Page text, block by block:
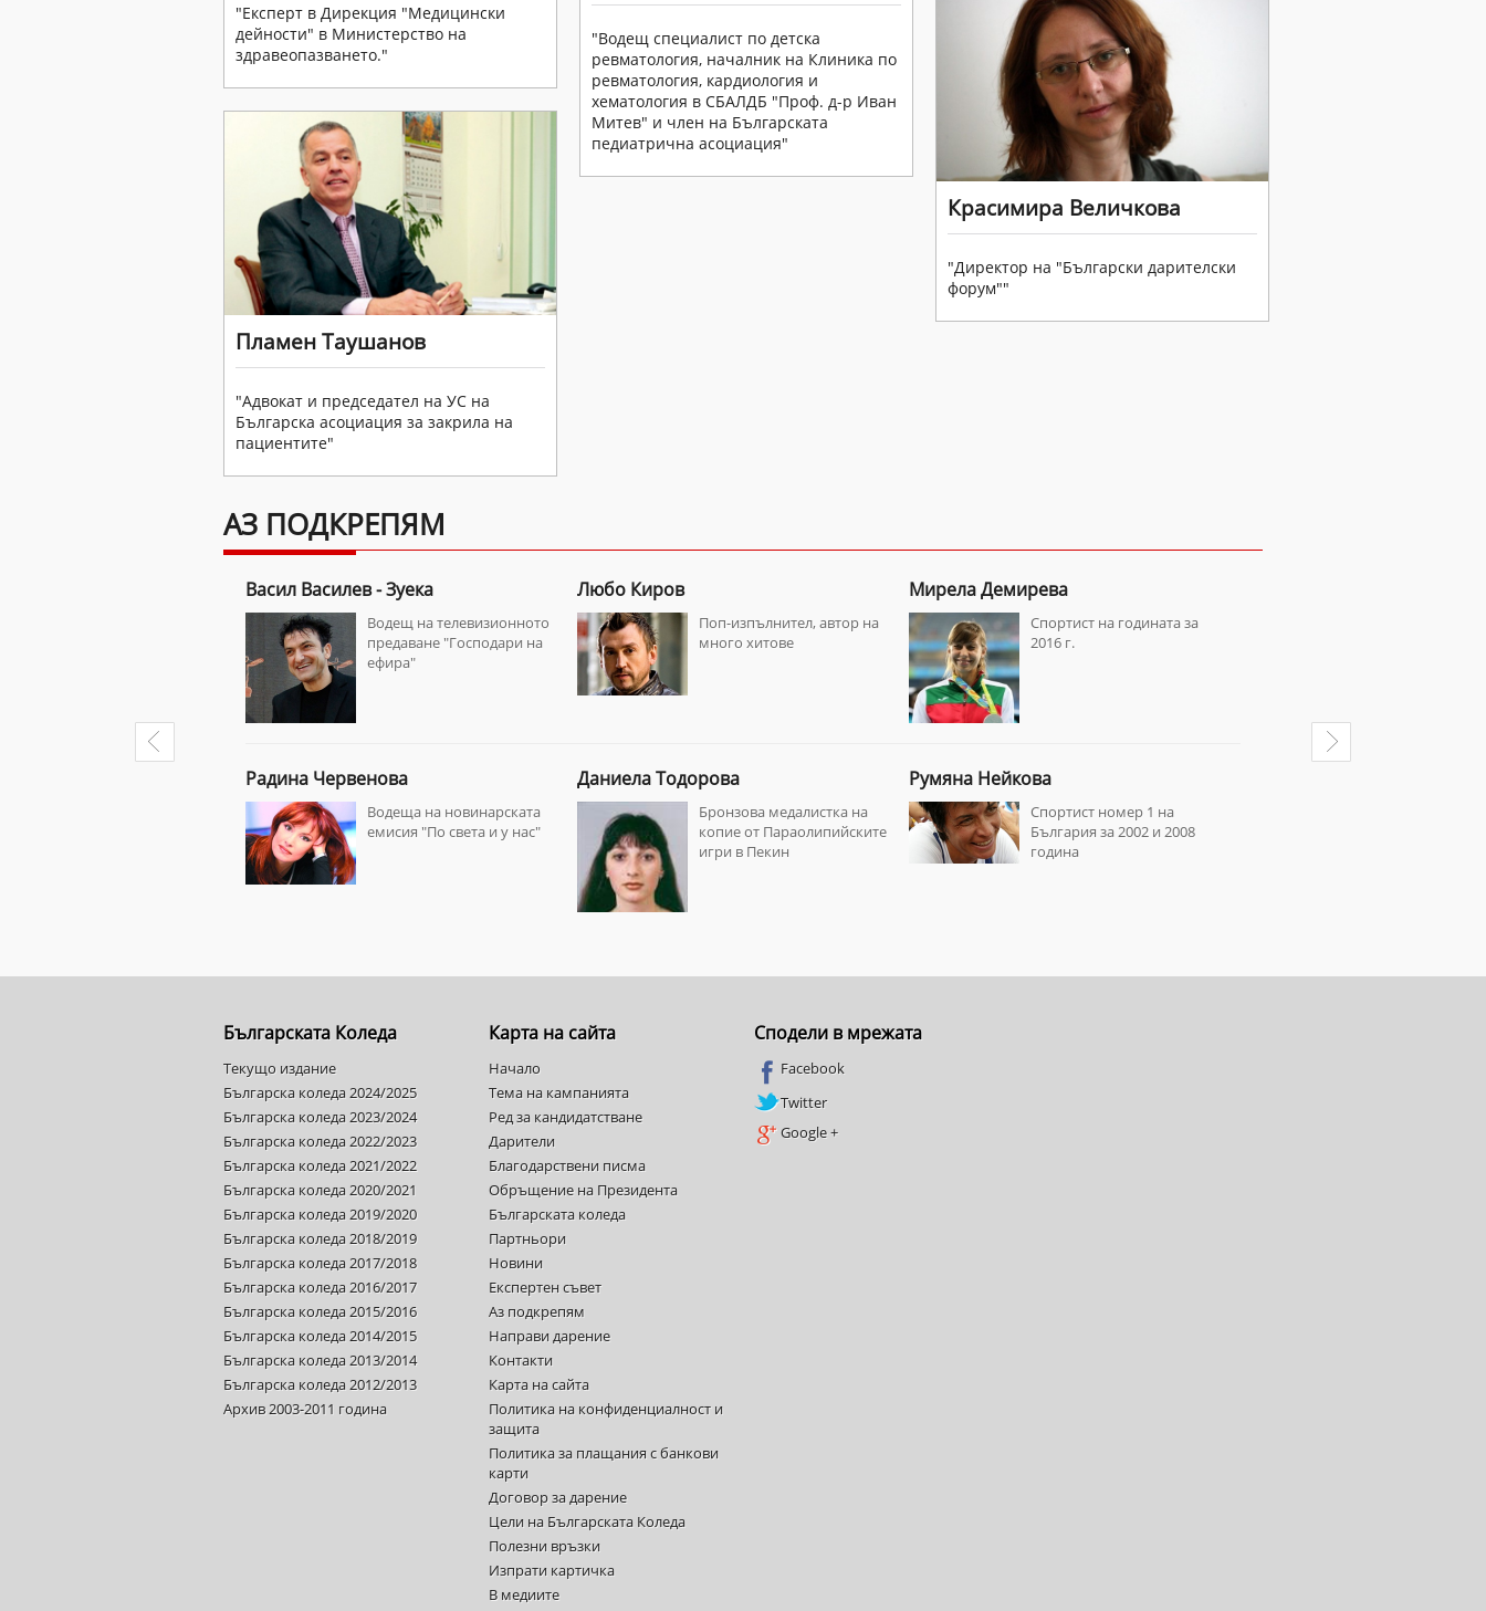
"Водещ специалист по детска
ревматология, началник на Клиника по
ревматология, кардиология и
хематология в СБАЛДБ "Проф. д-р Иван
Митев" и член на Българската
педиатрична асоциация"
"Експерт в Дирекция "Медицински
дейности" в Министерство на
здравеопазването."
Красимира Величкова
"Директор на "Български дарителски
форум""
Пламен Таушанов
"Адвокат и председател на УС на
Българска асоциация за закрила на
пациентите"
АЗ ПОДКРЕПЯМ
Васил Василев - Зуека
Водещ на телевизионното
предаване "Господари на
ефира"
Радина Червенова
Водеща на новинарската
емисия "По света и у нас"
Любо Киров
Поп-изпълнител, автор на
много хитове
Даниела Тодорова
Бронзова медалистка на
копие от Параолипийските
игри в Пекин
Мирела Демирева
Спортист на годината за
2016 г.
Румяна Нейкова
Спортист номер 1 на
България за 2002 и 2008
година
Българската Коледа
Текущо издание
Българска коледа 2024/2025
Българска коледа 2023/2024
Българска коледа 2022/2023
Българска коледа 2021/2022
Българска коледа 2020/2021
Българска коледа 2019/2020
Българска коледа 2018/2019
Българска коледа 2017/2018
Българска коледа 2016/2017
Българска коледа 2015/2016
Българска коледа 2014/2015
Българска коледа 2013/2014
Българска коледа 2012/2013
Архив 2003-2011 година
Карта на сайта
Начало
Тема на кампанията
Ред за кандидатстване
Дарители
Благодарствени писма
Обръщение на Президента
Българската коледа
Партньори
Новини
Експертен съвет
Аз подкрепям
Направи дарение
Контакти
Карта на сайта
Политика на конфиденциалност и
защита
Политика за плащания с банкови
карти
Договор за дарение
Цели на Българската Коледа
Полезни връзки
Изпрати картичка
В медиите
Сподели в мрежата
Facebook
Twitter
Google +